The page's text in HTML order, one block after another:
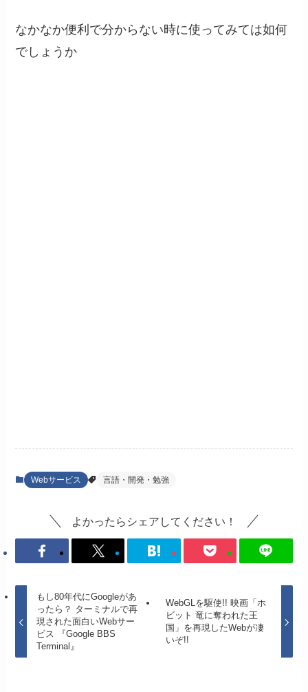
なかなか便利で分からない時に使ってみては如何
でしょうか
Webサービス 言語・開発・勉強
よかったらシェアしてください！
もし80年代にGoogleがあ
ったら？ ターミナルで再
現された面白いWebサー
ビス 『Google BBS
Terminal』
WebGLを駆使!! 映画「ホ
ビット 竜に奪われた王
国」を再現したWebが凄
いぞ!!